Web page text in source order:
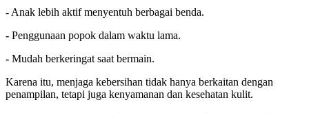
- Anak lebih aktif menyentuh berbagai benda.
- Penggunaan popok dalam waktu lama.
- Mudah berkeringat saat bermain.
Karena itu, menjaga kebersihan tidak hanya berkaitan dengan
penampilan, tetapi juga kenyamanan dan kesehatan kulit.